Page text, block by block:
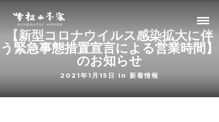
【新型コロナウイルス感染拡大に伴
う緊急事態措置宣言による営業時間】
のお知らせ
2021年1月15日 In 新着情報